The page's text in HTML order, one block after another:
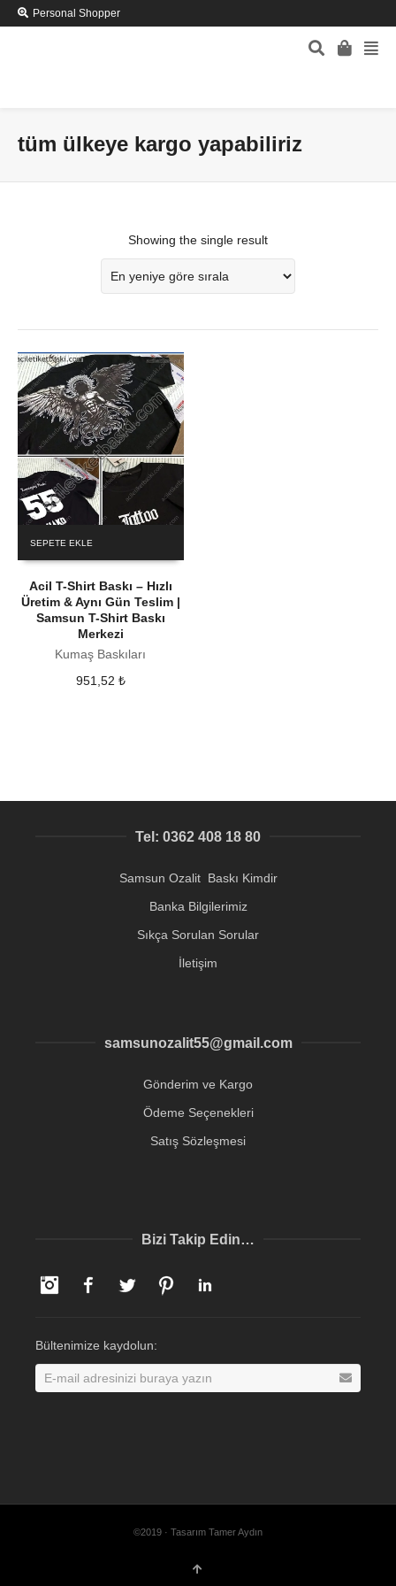
Personal Shopper
tüm ülkeye kargo yapabiliriz
Showing the single result
SEPETE EKLE
Acil T-Shirt Baskı – Hızlı
Üretim & Aynı Gün Teslim |
Samsun T-Shirt Baskı
Merkezi
Kumaş Baskıları
951,52 ₺
Tel: 0362 408 18 80
Samsun Ozalit Baskı Kimdir
Banka Bilgilerimiz
Sıkça Sorulan Sorular
İletişim
samsunozalit55@gmail.com
Gönderim ve Kargo
Ödeme Seçenekleri
Satış Sözleşmesi
Bizi Takip Edin…
InstagramFacebookTwitter Pinterest
Bültenimize kaydolun:
©2019 · Tasarım Tamer Aydın